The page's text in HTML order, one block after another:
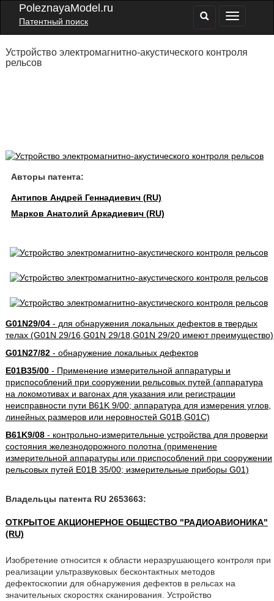
PoleznayaModel.ru
Патентный поиск
Устройство электромагнитно-акустического контроля
рельсов
Авторы патента:
Антипов Андрей Геннадиевич (RU)
Марков Анатолий Аркадиевич (RU)
G01N29/04- для обнаружения локальных дефектов в твердых
телах (G01N 29/16,G01N 29/18,G01N 29/20 имеют преимущество)
G01N27/82- обнаружение локальных дефектов
E01B35/00- Применение измерительной аппаратуры и
приспособлений при сооружении рельсовых путей (аппаратура
на локомотивах и вагонах для указания или регистрации
неисправности пути B61K 9/00; аппаратура для измерения углов,
линейных размеров или неровностей G01B,G01C)
B61K9/08- контрольно-измерительные устройства для проверки
состояния железнодорожного полотна (применение
измерительной аппаратуры или приспособлений при сооружении
рельсовых путей E01B 35/00; измерительные приборы G01)
Владельцы патента RU 2653663:
ОТКРЫТОЕ АКЦИОНЕРНОЕ ОБЩЕСТВО "РАДИОАВИОНИКА"
(RU)
Изобретение относится к области неразрушающего контроля при
реализации ультразвуковых бесконтактных методов
дефектоскопии для обнаружения дефектов в рельсах на
значительных скоростях сканирования. Устройство